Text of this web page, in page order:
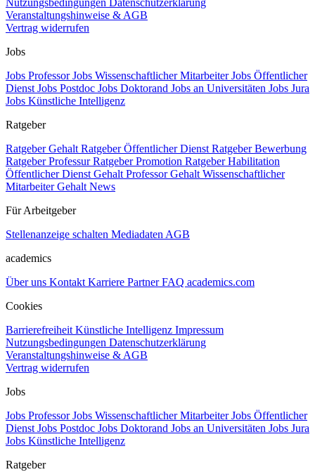
Veranstaltungshinweise & AGB
Vertrag widerrufen
Jobs
Jobs ProfessorJobs Wissenschaftlicher MitarbeiterJobs Öffentlicher
Dienst Jobs Postdoc Jobs Doktorand Jobs an Universitäten Jobs Jura
Jobs Künstliche Intelligenz
Ratgeber
Ratgeber Gehalt Ratgeber Öffentlicher Dienst Ratgeber Bewerbung
Ratgeber ProfessurRatgeber Promotion Ratgeber Habilitation
Öffentlicher Dienst Gehalt Professor Gehalt Wissenschaftlicher
Mitarbeiter Gehalt News
Für Arbeitgeber
Stellenanzeige schalten Mediadaten AGB
academics
Über uns Kontakt Karriere PartnerFAQ academics.com
Cookies
Barrierefreiheit Künstliche Intelligenz Impressum
Nutzungsbedingungen Datenschutzerklärung
Veranstaltungshinweise & AGB
Vertrag widerrufen
Jobs
Jobs ProfessorJobs Wissenschaftlicher MitarbeiterJobs Öffentlicher
Dienst Jobs Postdoc Jobs Doktorand Jobs an Universitäten Jobs Jura
Jobs Künstliche Intelligenz
Ratgeber